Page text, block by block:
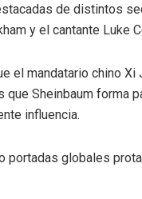
de distintos
y el cantante Luke
el mandatario chino Xi
que Sheinbaum forma
influencia.
portadas globales